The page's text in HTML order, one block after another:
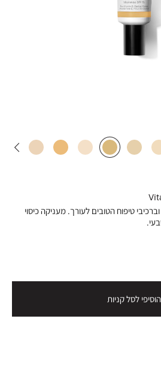
טיפוח הטובים לעורך. מעניקה כיסוי
הוסיפי לסל קניות